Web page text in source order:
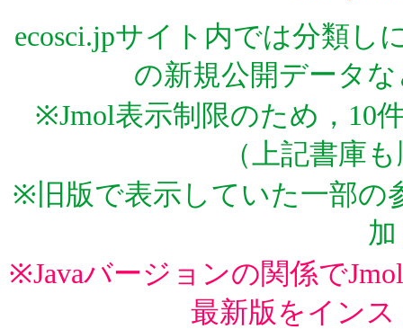
ecosci.jpサイト内では分類し
の新規公開データ
※Jmol表示制限のため，10
（上記書庫
※旧版で表示していた一部の
※Javaバージョンの関係で
最新版をイン